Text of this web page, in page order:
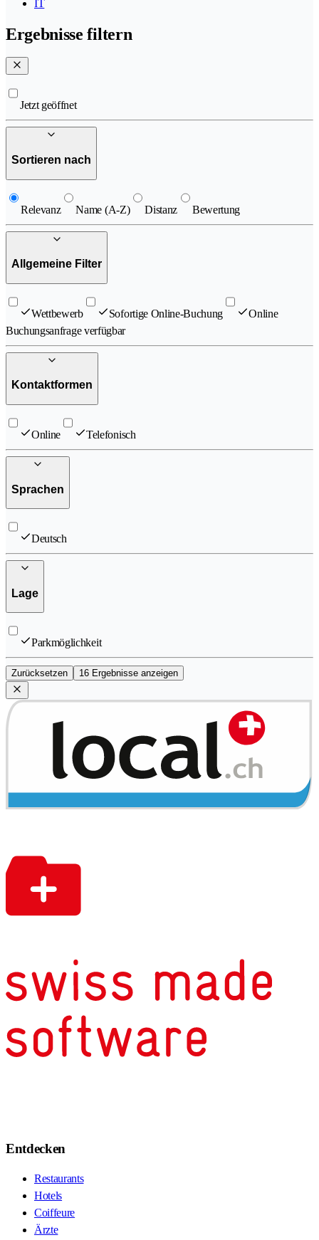
IT
Ergebnisse filtern
Jetzt geöffnet
Sortieren nach
Relevanz Name (A-Z) Distanz Bewertung
Allgemeine Filter
Wettbewerb Sofortige Online-Buchung
Online
Buchungsanfrage verfügbar
Kontaktformen
Online Telefonisch
Sprachen
Deutsch
Lage
Parkmöglichkeit
Zurücksetzen 16 Ergebnisse anzeigen
Entdecken
Restaurants
Hotels
Coiffeure
Ärzte